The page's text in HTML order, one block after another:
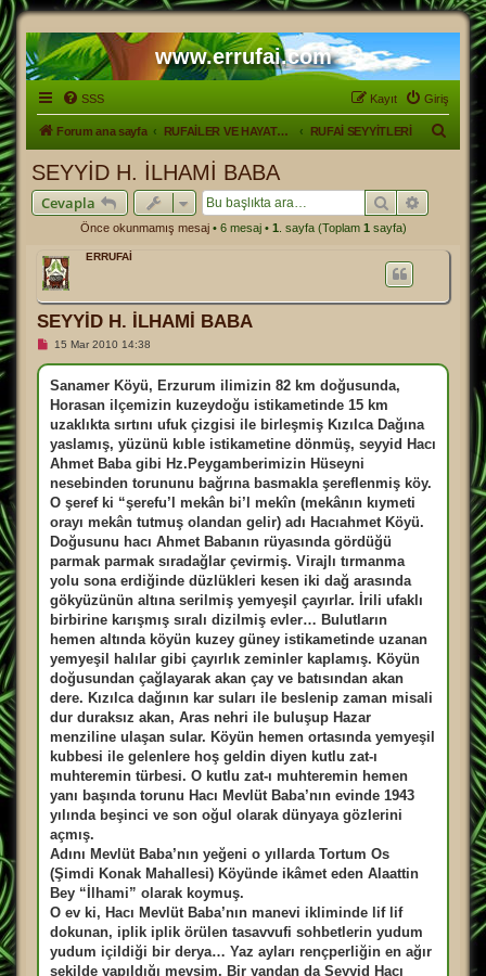
www.errufai.com
SSS Giriş
Kayıt
Forum ana sayfa RUFAİLER VE HAYATLARI RUFAİ SEYYİTLERİ
SEYYİD H. İLHAMİ BABA
Cevapla Ara
Önce okunmamış mesaj• 6 mesaj • 1 . sayfa (Toplam 1 sayfa)
ERRUFAİ
SEYYİD H. İLHAMİ BABA
O
u
n
a
m
ş
m
s
a
15 Mar 2010 14:38
Sanamer Köyü, Erzurum ilimizin 82 km doğusunda,
Horasan ilçemizin kuzeydoğu istikametinde 15 km
uzaklıkta sırtını ufuk çizgisi ile birleşmiş Kızılca Dağına
yaslamış, yüzünü kıble istikametine dönmüş, seyyid Hacı
Ahmet Baba gibi Hz.Peygamberimizin Hüseyni
nesebinden torununu bağrına basmakla şereflenmiş köy.
O şeref ki “şerefu’l mekân bi’l mekîn (mekânın kıymeti
orayı mekân tutmuş olandan gelir) adı Hacıahmet Köyü.
Doğusunu hacı Ahmet Babanın rüyasında gördüğü
parmak parmak sıradağlar çevirmiş. Virajlı tırmanma
yolu sona erdiğinde düzlükleri kesen iki dağ arasında
gökyüzünün altına serilmiş yemyeşil çayırlar. İrili ufaklı
birbirine karışmış sıralı dizilmiş evler… Bulutların
hemen altında köyün kuzey güney istikametinde uzanan
yemyeşil halılar gibi çayırlık zeminler kaplamış. Köyün
doğusundan çağlayarak akan çay ve batısından akan
dere. Kızılca dağının kar suları ile beslenip zaman misali
dur duraksız akan, Aras nehri ile buluşup Hazar
menziline ulaşan sular. Köyün hemen ortasında yemyeşil
kubbesi ile gelenlere hoş geldin diyen kutlu zat-ı
muhteremin türbesi. O kutlu zat-ı muhteremin hemen
yanı başında torunu Hacı Mevlüt Baba’nın evinde 1943
yılında beşinci ve son oğul olarak dünyaya gözlerini
açmış.
Adını Mevlüt Baba’nın yeğeni o yıllarda Tortum Os
(Şimdi Konak Mahallesi) Köyünde ikâmet eden Alaattin
Bey “İlhami” olarak koymuş.
O ev ki, Hacı Mevlüt Baba’nın manevi ikliminde lif lif
dokunan, iplik iplik örülen tasavvufi sohbetlerin yudum
yudum içildiği bir derya… Yaz ayları rençperliğin en ağır
şekilde yapıldığı mevsim. Bir yandan da Seyyid Hacı